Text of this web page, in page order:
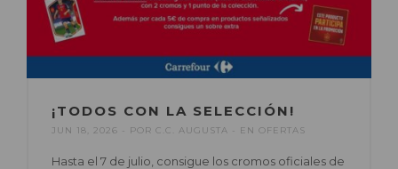
¡TODOS CON LA SELECCIÓN!
JUN 18, 2026 POR C.C. AUGUSTA EN OFERTAS
Hasta el 7 de julio, consigue los cromos oficiales de